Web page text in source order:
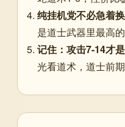
纯挂机党不必急着
是道士武器里最高
记住：攻击7-14才
光看道术，道士前